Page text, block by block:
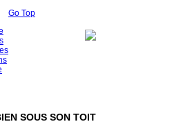
SOUS SON TOIT
Go Top